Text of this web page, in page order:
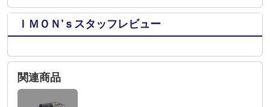
ＩＭＯＮ’ｓスタッフレビュー
関連商品